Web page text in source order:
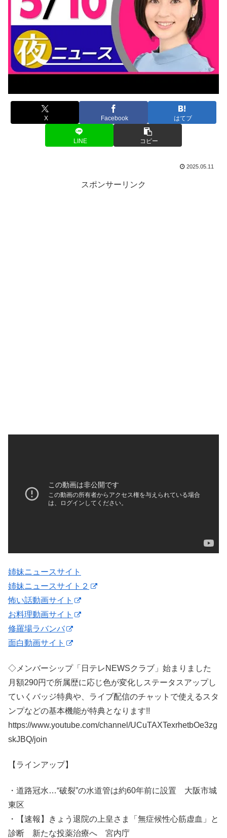
X Facebook はてブ
LINE コピー
2025.05.11
スポンサーリンク
姉妹ニュースサイト
姉妹ニュースサイト２
怖い話動画サイト
お料理動画サイト
修羅場ラバンバ
面白動画サイト
◇メンバーシップ「日テレNEWSクラブ」始まりました
月額290円で所属歴に応じ色が変化しステータスアップし
ていくバッジ特典や、ライブ配信のチャットで使えるスタ
ンプなどの基本機能が特典となります!!
https://www.youtube.com/channel/UCuTAXTexrhetbOe3zg
skJBQ/join
【ラインアップ】
・道路冠水…“破裂”の水道管は約60年前に設置 大阪市城
東区
・【速報】きょう退院の上皇さま「無症候性心筋虚血」と
診断 新たな投薬治療へ 宮内庁